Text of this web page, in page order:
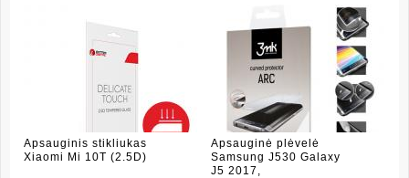
Apsauginis stikliukas
Xiaomi Mi 10T (2.5D)
Apsauginė plėvelė
Samsung J530 Galaxy
J5 2017,